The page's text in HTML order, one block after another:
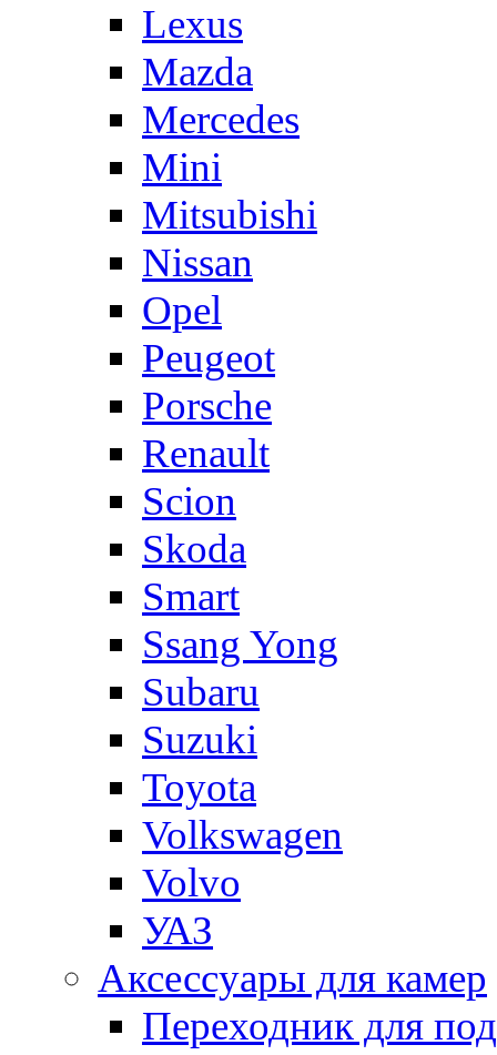
Lexus
Mazda
Mercedes
Mini
Mitsubishi
Nissan
Opel
Peugeot
Porsche
Renault
Scion
Skoda
Smart
Ssang Yong
Subaru
Suzuki
Toyota
Volkswagen
Volvo
УАЗ
Аксессуары для камер
Переходник для